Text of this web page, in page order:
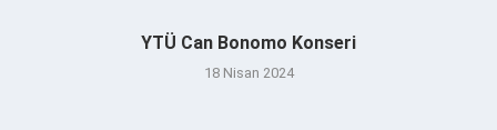
YTÜ Can Bonomo Konseri
18 Nisan 2024